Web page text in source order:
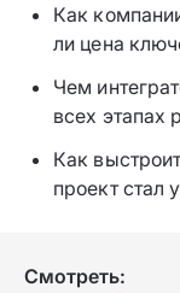
Как
ли цена
Чем
всех этапах
Как
проект стал
Смотреть: